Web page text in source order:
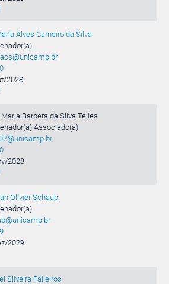
Alves Carneiro da Silva
2028
Barbera da Silva Telles
Associado(a)
2028
Olivier Schaub
2029
Silveira Falleiros